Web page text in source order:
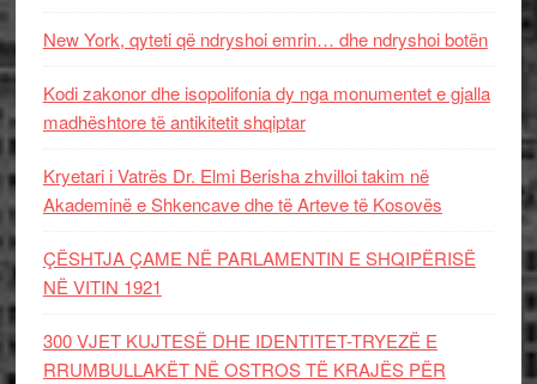
New York, qyteti që ndryshoi emrin… dhe ndryshoi botën
Kodi zakonor dhe isopolifonia dy nga monumentet e gjalla
madhështore të antikitetit shqiptar
Kryetari i Vatrës Dr. Elmi Berisha zhvilloi takim në
Akademinë e Shkencave dhe të Arteve të Kosovës
ÇËSHTJA ÇAME NË PARLAMENTIN E SHQIPËRISË
NË VITIN 1921
300 VJET KUJTESË DHE IDENTITET-TRYEZË E
RRUMBULLAKËT NË OSTROS TË KRAJËS PËR